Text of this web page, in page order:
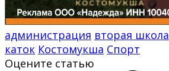
администрация вторая школа
каток Костомукша Спорт
Оцените статью